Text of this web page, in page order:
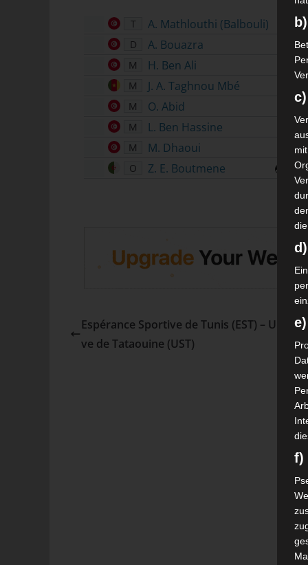
T A. Mathlouthi (Balbouli)
D A. Bouazra
M H. Ben Ali
M J. A. Taghnou Mbé
M O. Abid
M L. Ben Hassine
M M. Dhaoui
O Z. E. Boutmene 59'
Espérance Sportive de Tunis (EST) – Union
ve de Tataouine (UST)
f)